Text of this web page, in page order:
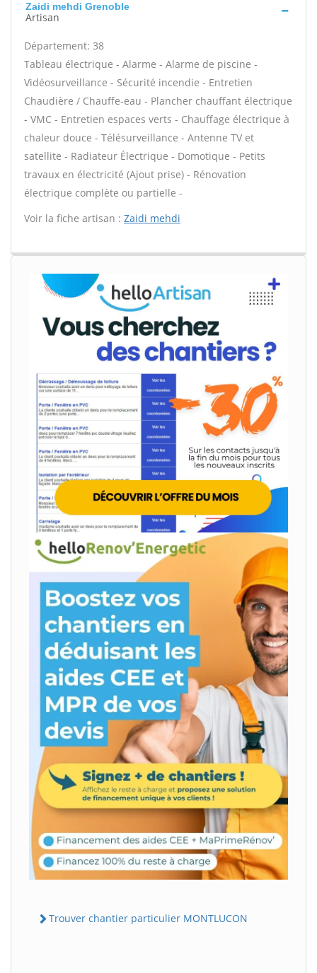
Zaidi mehdi Grenoble
Artisan
Département: 38
Tableau électrique - Alarme - Alarme de piscine -
Vidéosurveillance - Sécurité incendie - Entretien
Chaudière / Chauffe-eau - Plancher chauffant électrique
- VMC - Entretien espaces verts - Chauffage électrique à
chaleur douce - Télésurveillance - Antenne TV et
satellite - Radiateur Électrique - Domotique - Petits
travaux en électricité (Ajout prise) - Rénovation
électrique complète ou partielle -
Voir la fiche artisan : Zaidi mehdi
Trouver chantier particulier MONTLUCON